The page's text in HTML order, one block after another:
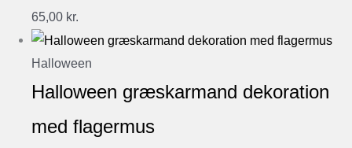
65,00 kr.
Halloween
Halloween græskarmand dekoration
med flagermus